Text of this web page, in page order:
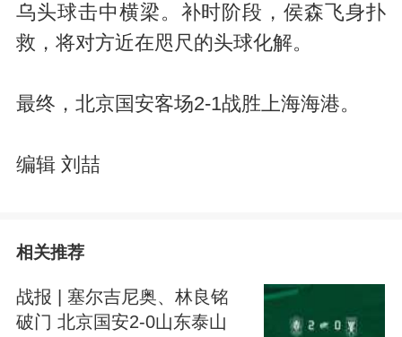
乌头球击中横梁。补时阶段，侯森飞身扑
救，将对方近在咫尺的头球化解。
最终，北京国安客场2-1战胜上海海港。
编辑 刘喆
相关推荐
战报 | 塞尔吉尼奥、林良铭
破门 北京国安2-0山东泰山